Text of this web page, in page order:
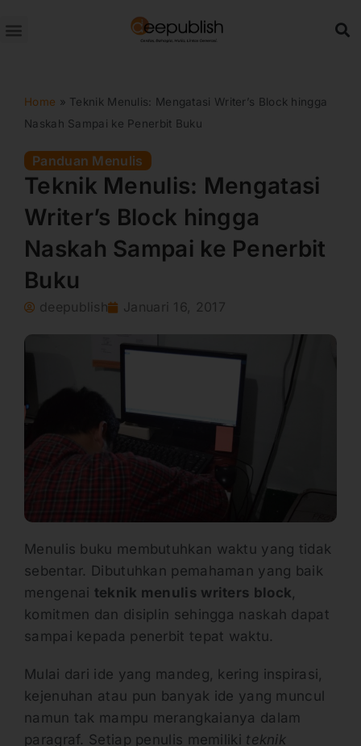
ke
Home » Teknik Menulis: Mengatasi Writer’s Block hingga
Naskah Sampai ke Penerbit Buku
Panduan Menulis
Teknik Menulis: Mengatasi
Writer’s Block hingga
Naskah Sampai ke Penerbit
Buku
deepublish Januari 16, 2017
Menulis buku membutuhkan waktu yang tidak
sebentar. Dibutuhkan pemahaman yang baik
mengenai teknik menulis writers block
komitmen dan disiplin sehingga naskah dapat
sampai kepada penerbit tepat waktu.
Mulai dari ide yang mandeg, kering inspirasi,
kejenuhan atau pun banyak ide yang muncul
namun tak mampu merangkaianya dalam
paragraf. Setiap penulis memiliki teknik